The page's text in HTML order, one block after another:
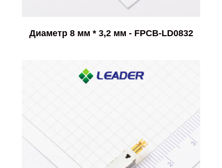
Диаметр 8 мм * 3,2 мм - FPCB-LD0832